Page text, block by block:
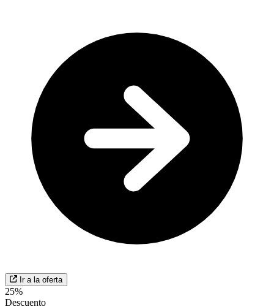
Ir a la oferta
25%
Descuento